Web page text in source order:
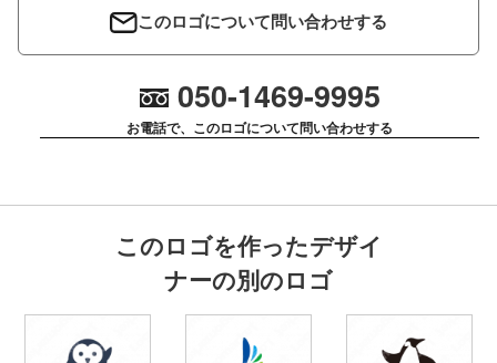
このロゴについて問い合わせする
050-1469-9995
お電話で、このロゴについて問い合わせする
このロゴを作ったデザイ
ナーの別のロゴ